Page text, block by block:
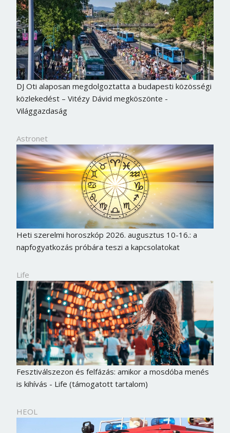
DJ Oti alaposan megdolgoztatta a budapesti közösségi
közlekedést – Vitézy Dávid megköszönte -
Világgazdaság
Astronet
Heti szerelmi horoszkóp 2026. augusztus 10-16.: a
napfogyatkozás próbára teszi a kapcsolatokat
Life
Fesztiválszezon és felfázás: amikor a mosdóba menés
is kihívás - Life (támogatott tartalom)
HEOL